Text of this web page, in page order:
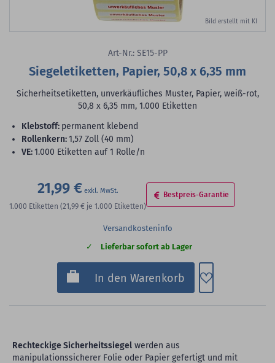
Bild erstellt mit KI
Art-Nr.: SE15-PP
Siegeletiketten, Papier, 50,8 x 6,35 mm
Sicherheitsetiketten, unverkäufliches Muster, Papier, weiß-rot,
50,8 x 6,35 mm, 1.000 Etiketten
Klebstoff: permanent klebend
Rollenkern:1,57 Zoll (40 mm)
VE:1.000 Etiketten auf 1 Rolle/n
21,99 €
1.000 Etiketten (21,99 € je 1.000 Etiketten)
Bestpreis-Garantie
Versandkosteninfo
Lieferbar sofort ab Lager
In den Warenkorb Zum
Rechteckige Sicherheitssiegel werden aus
manipulationssicherer Folie oder Papier gefertigt und mit